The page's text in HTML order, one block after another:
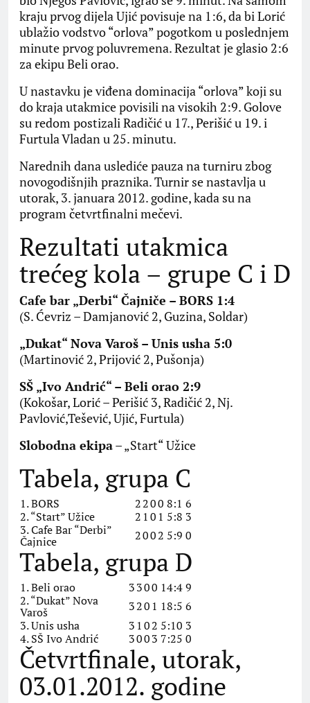
kraju prvog dijela Ujić povisuje na 1:6, da bi Lorić
ublažio vodstvo “orlova” pogotkom u poslednjem
minute prvog poluvremena. Rezultat je glasio 2:6
za ekipu Beli orao.
U nastavku je viđena dominacija “orlova” koji su
do kraja utakmice povisili na visokih 2:9. Golove
su redom postizali Radičić u 17., Perišić u 19. i
Furtula Vladan u 25. minutu.
Narednih dana uslediće pauza na turniru zbog
novogodišnjih praznika. Turnir se nastavlja u
utorak, 3. januara 2012. godine, kada su na
program četvrtfinalni mečevi.
Rezultati utakmica
trećeg kola – grupe C i D
Cafe bar „Derbi“ Čajniče – BORS 1:4
(S. Ćevriz – Damjanović 2, Guzina, Soldar)
„Dukat“ Nova Varoš – Unis usha 5:0
(Martinović 2, Prijović 2, Pušonja)
SŠ „Ivo Andrić“ – Beli orao 2:9
(Kokošar, Lorić – Perišić 3, Radičić 2, Nj.
Pavlović,Tešević, Ujić, Furtula)
Slobodna ekipa– „Start“ Užice
Tabela, grupa C
1. BORS 2200 8:1 6
2. “Start” Užice
2 10 1 5:8 3
3. Cafe Bar “Derbi”
Čajnice 2002 5:9 0
Tabela, grupa D
1. Beli orao 3300 14:49
2. “Dukat” Nova
Varoš 320 1 18:5 6
3. Unis usha
3 102 5:10 3
4. SŠ Ivo Andrić
3003 7:25 0
Četvrtfinale, utorak,
03.01.2012. godine